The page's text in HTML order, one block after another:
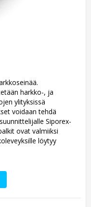
harkko-, ja
ylityksissä
voidaan tehdä
Siporex-
ovat valmiiksi
löytyy